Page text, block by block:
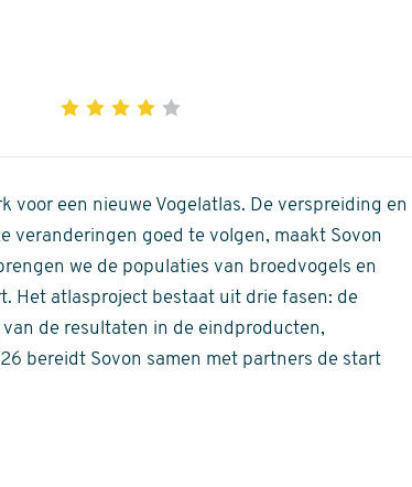
1 2 3 4
of
5
stars
voor een nieuwe Vogelatlas. De verspreiding en
veranderingen goed te volgen, maakt Sovon
we de populaties van broedvogels en
Het atlasproject bestaat uit drie fasen: de
de resultaten in de eindproducten,
bereidt Sovon samen met partners de start